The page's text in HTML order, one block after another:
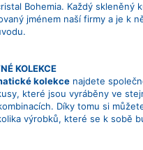
Bohemia. Každý skleněný
jménem naší firmy a je k
KOLEKCE
kolekce najdete
které jsou vyráběny ve
Díky tomu si
výrobků, které se k sobě